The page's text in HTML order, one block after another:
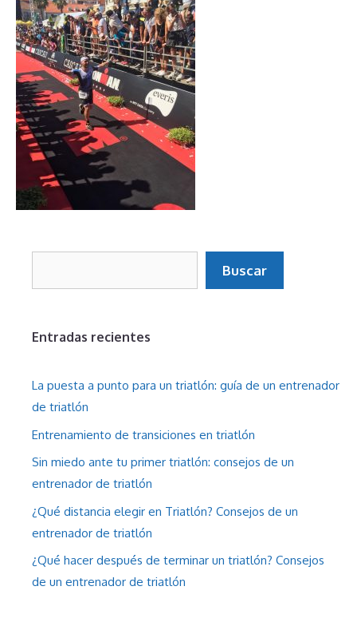
Buscar
Entradas recientes
La puesta a punto para un triatlón: guía de un entrenador
de triatlón
Entrenamiento de transiciones en triatlón
Sin miedo ante tu primer triatlón: consejos de un
entrenador de triatlón
¿Qué distancia elegir en Triatlón? Consejos de un
entrenador de triatlón
¿Qué hacer después de terminar un triatlón? Consejos
de un entrenador de triatlón